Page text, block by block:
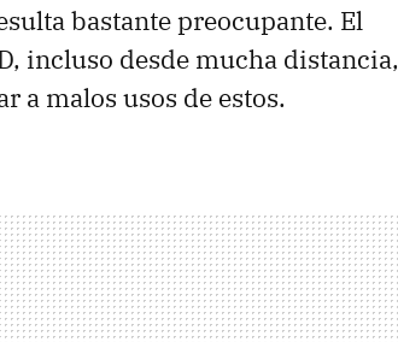
bastante preocupante. El
incluso desde mucha distancia,
a malos usos de estos.